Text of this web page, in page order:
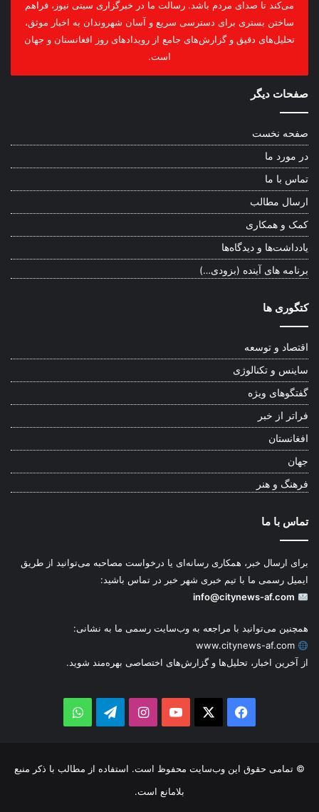
می‌کند تا صدای مردم باشد. رسالت ما در خبرگزاری سیتی نیوز، فراهم
ساختن بستری برای دسترسی سریع و آسان شهروندان به اخبار موثق،
تحلیل‌های دقیق و گزارش‌های جامع از رویدادهای روز افغانستان و جهان
است.
صفحات دیگر
صفحه نخست
در مورد ما
تماس با ما
ارسال مطالب
کمک و همکاری
یادداشت‌ها و دیدگاه‌ها
برنامه های آینده (بزودی…)
کتگوری ها
اقتصاد و توسعه
ساینس و تکنالوژی
گفتگوهای ویژه
فراتر از خبر
افغانستان
جهان
فرهنگ و هنر
تماس با ما
برای ارسال خبر، همکاری رسانه‌ای یا درخواست مصاحبه می‌توانید از طریق
ایمیل رسمی ما با تیم خبری شهر خبر در تماس باشید:
info@citynews-af.com
همچنین می‌توانید با مراجعه به وب‌سایت رسمی ما به نشانی:
www.citynews-af.com
از آخرین اخبار، تحلیل‌ها و گزارش‌های اختصاصی بهره‌مند شوید.
Facebook
YouTube
Instagram
Telegram
WhatsApp
© تمامی حقوق این وب‌سایت محفوظ است. استفاده از مطالب با ذکر منبع
بلامانع است.